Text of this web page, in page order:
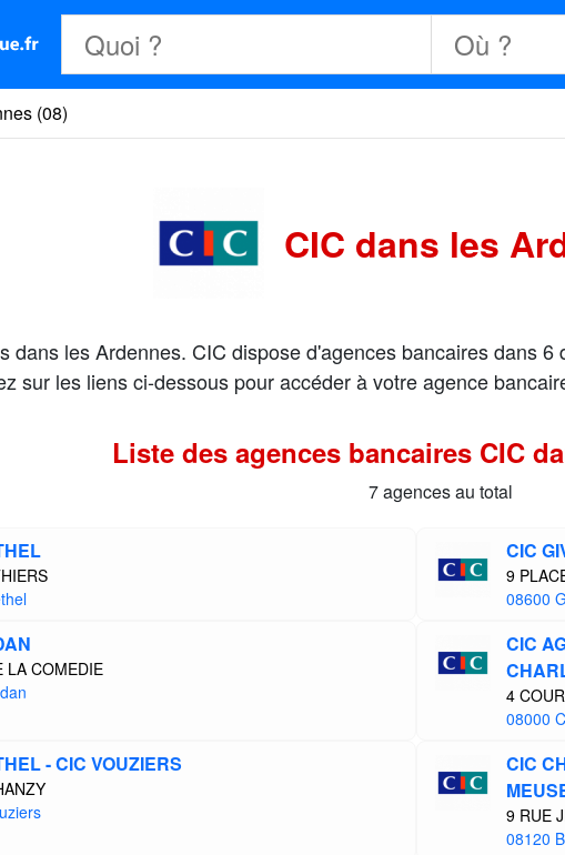
(08)
CIC dans les
dans les Ardennes. CIC dispose d'agences bancaires dans
sur les liens ci-dessous pour accéder à votre agence
Liste des agences bancaires CIC
7 agences au total
CIC
9
08600
LA COMEDIE
CIC
4
08000
- CIC VOUZIERS
CIC
9 RUE
08120